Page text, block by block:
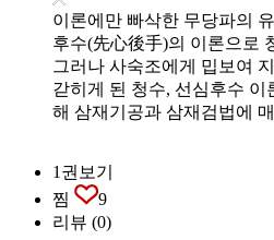
이론에만 빠삭한 무당파의
후수(先心後手)의 이론으로
그러나 사숙조에게 밉보여
갇히게 된 청수, 선심후수 이
해 삼재기공과 삼재검법에
1권보기
찜
9
리뷰 (0)